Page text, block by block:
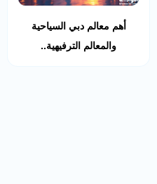
أهم معالم دبي السياحية
والمعالم الترفيهية..